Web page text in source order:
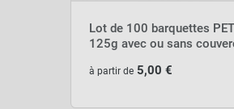
Lot de 100 barquettes PET
125g avec ou sans
à partir de 5,00 €